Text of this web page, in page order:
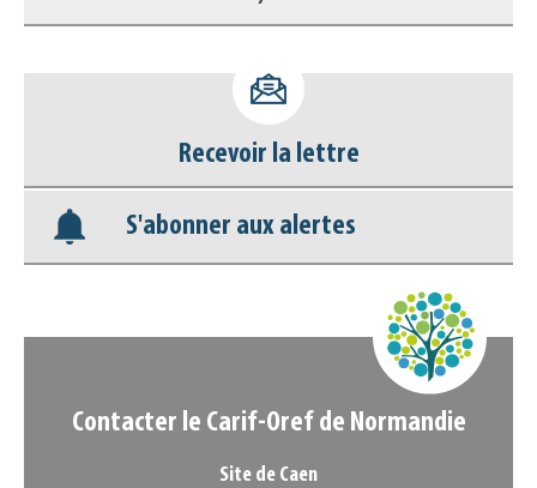
Nos veilles Scoop.it
Recevoir la lettre
S'abonner aux alertes
Contacter le Carif-Oref de Normandie
Site de Caen